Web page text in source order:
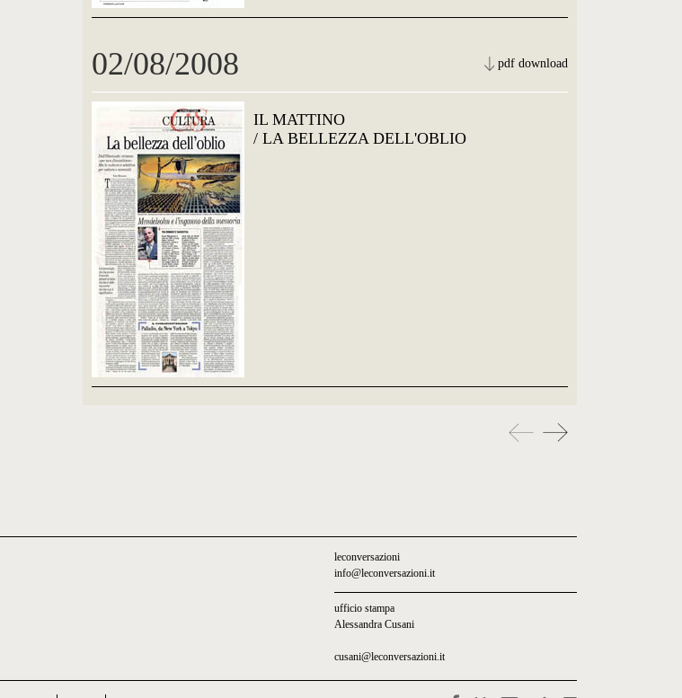
02/08/2008 pdf download
IL MATTINO
/ LA BELLEZZA DELL'OBLIO
leconversazioni
info@leconversazioni.it
ufficio stampa
Alessandra Cusani
cusani@leconversazioni.it